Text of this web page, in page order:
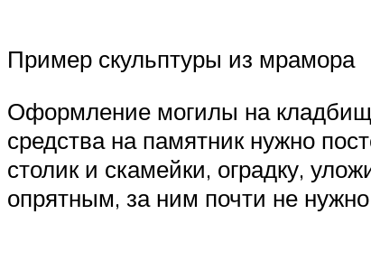
Пример скульптуры из мрамора
Оформление могилы на
средства на памятник нужно
столик и скамейки, оградку,
опрятным, за ним почти не